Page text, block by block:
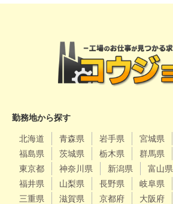
勤務地から探す
北海道 青森県 岩手県 宮城県
福島県
茨城県 栃木県 群馬県
東京都
神奈川県 新潟県 富山県
福井県
山梨県 長野県 岐阜県
三重県
滋賀県 京都府 大阪府